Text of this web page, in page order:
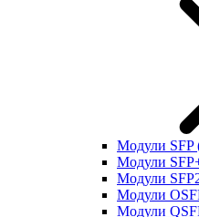
Модули SFP
Модули
Модули
Модули
Модули